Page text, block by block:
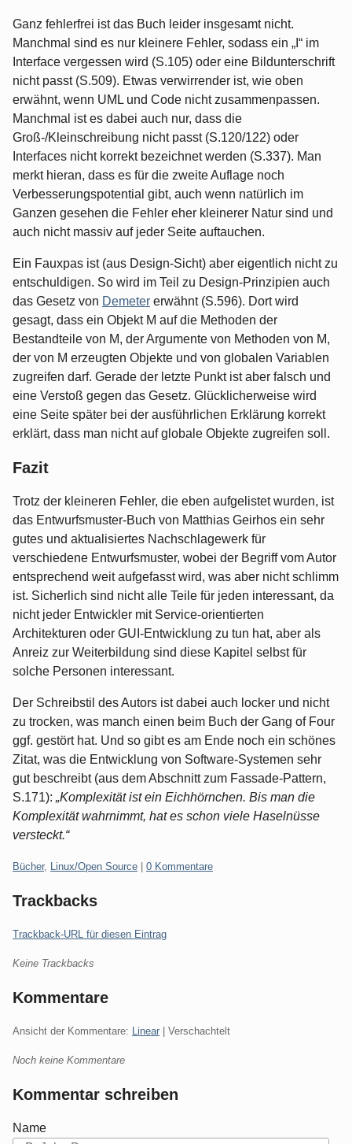
Ganz fehlerfrei ist das Buch leider insgesamt nicht.
Manchmal sind es nur kleinere Fehler, sodass ein „I“ im
Interface vergessen wird (S.105) oder eine Bildunterschrift
nicht passt (S.509). Etwas verwirrender ist, wie oben
erwähnt, wenn UML und Code nicht zusammenpassen.
Manchmal ist es dabei auch nur, dass die
Groß-/Kleinschreibung nicht passt (S.120/122) oder
Interfaces nicht korrekt bezeichnet werden (S.337). Man
merkt hieran, dass es für die zweite Auflage noch
Verbesserungspotential gibt, auch wenn natürlich im
Ganzen gesehen die Fehler eher kleinerer Natur sind und
auch nicht massiv auf jeder Seite auftauchen.
Ein Fauxpas ist (aus Design-Sicht) aber eigentlich nicht zu
entschuldigen. So wird im Teil zu Design-Prinzipien auch
das Gesetz von Demeter erwähnt (S.596). Dort wird
gesagt, dass ein Objekt M auf die Methoden der
Bestandteile von M, der Argumente von Methoden von M,
der von M erzeugten Objekte und von globalen Variablen
zugreifen darf. Gerade der letzte Punkt ist aber falsch und
eine Verstoß gegen das Gesetz. Glücklicherweise wird
eine Seite später bei der ausführlichen Erklärung korrekt
erklärt, dass man nicht auf globale Objekte zugreifen soll.
Fazit
Trotz der kleineren Fehler, die eben aufgelistet wurden, ist
das Entwurfsmuster-Buch von Matthias Geirhos ein sehr
gutes und aktualisiertes Nachschlagewerk für
verschiedene Entwurfsmuster, wobei der Begriff vom Autor
entsprechend weit aufgefasst wird, was aber nicht schlimm
ist. Sicherlich sind nicht alle Teile für jeden interessant, da
nicht jeder Entwickler mit Service-orientierten
Architekturen oder GUI-Entwicklung zu tun hat, aber als
Anreiz zur Weiterbildung sind diese Kapitel selbst für
solche Personen interessant.
Der Schreibstil des Autors ist dabei auch locker und nicht
zu trocken, was manch einen beim Buch der Gang of Four
ggf. gestört hat. Und so gibt es am Ende noch ein schönes
Zitat, was die Entwicklung von Software-Systemen sehr
gut beschreibt (aus dem Abschnitt zum Fassade-Pattern,
S.171): „Komplexität ist ein Eichhörnchen. Bis man die
Komplexität wahrnimmt, hat es schon viele Haselnüsse
versteckt.“
Kategorien:
Bücher, Linux/Open Source | 0 Kommentare
Trackbacks
Trackback-URL für diesen Eintrag
Keine Trackbacks
Kommentare
Ansicht der Kommentare: Linear | Verschachtelt
Noch keine Kommentare
Kommentar schreiben
Name